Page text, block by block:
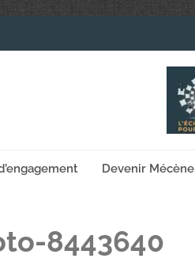
Devenir Mécène
8443640